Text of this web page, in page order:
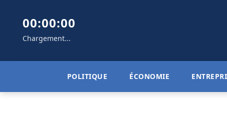
00:00:00
Chargement...
POLITIQUE ÉCONOMIE